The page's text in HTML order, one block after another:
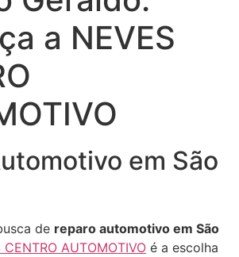
a NEVES
em São
de reparo automotivo em São
CENTRO AUTOMOTIVO é a escolha